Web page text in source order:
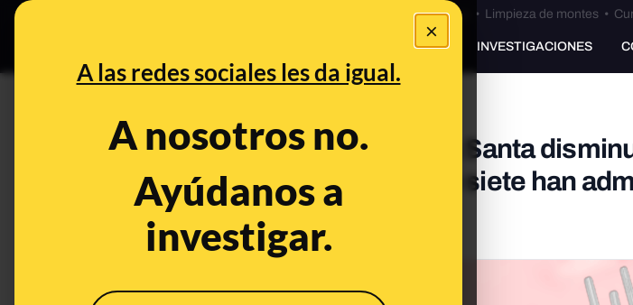
×
A las redes sociales les da igual.
A nosotros no.
Ayúdanos a
investigar.
Bulos Ceuta • Limpieza de montes•
PREBUNKING INVESTIGACIONES
El ritmo de vacunación en Semana Santa
las comunidades autónomas: sólo siete han
que la semana anterior
Apr 7, 2021, 7:33:00 PM